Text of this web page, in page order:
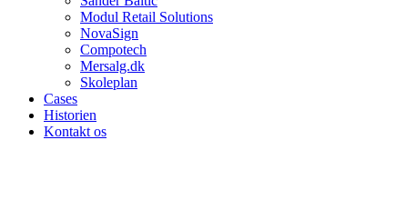
Modul Retail Solutions
NovaSign
Compotech
Mersalg.dk
Skoleplan
Cases
Historien
Kontakt os